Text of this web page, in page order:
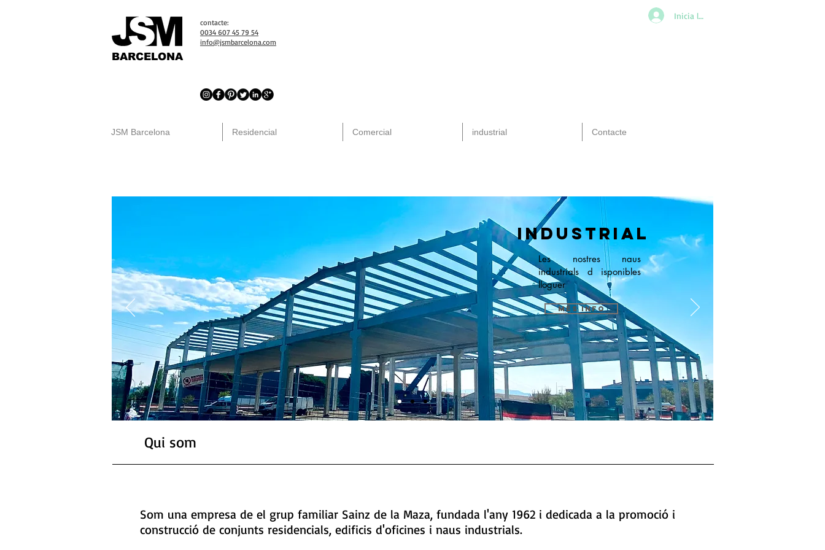
BARCELONA
contacte:
0034 607 45 79 54
info@jsmbarcelona.com
Inicia la sessió
JSM Barcelona Residencial Comercial industrial Contacte
INDUSTRIAL
Les nostres naus
industrials d
isponibles
lloguer
MÉS INFO
Qui som
Som una empresa de el grup familiar Sainz de la Maza, fundada l'any 1962 i dedicada a la promoció i
construcció de conjunts residencials, edificis d'oficines i naus industrials.